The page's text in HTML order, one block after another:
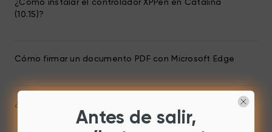
¿Cómo instalar el controlador XPPen en Catalina
(10.15)?
Cómo firmar un documento PDF con Microsoft Edge
¿Cómo configurar las teclas express en Windows?
Antes de salir,